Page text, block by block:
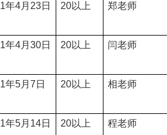
年4月23日 20以上 郑老师
年4月30日 20以上 闫老师
年5月7日 20以上 相老师
年5月14日 20以上 程老师